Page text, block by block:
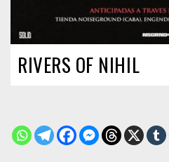
RIVERS OF NIHIL